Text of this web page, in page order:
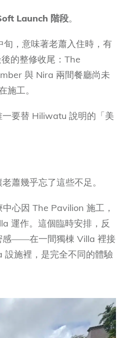
Launch 階段。
，意味著老蕭入住時，有
的整修收尾：The
與 Nira 兩間餐廳尚未
施工。
要替 Hiliwatu 說明的「美
蕭幾乎忘了這些不足。
心因 The Pavilion 施工，
運作。這個臨時安排，反
感——在一間獨棟 Villa 裡接
設施裡，是完全不同的體驗